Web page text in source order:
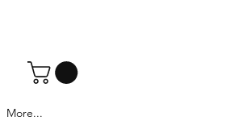
More...